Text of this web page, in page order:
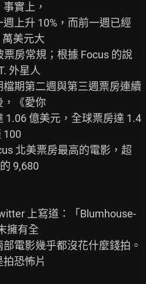
實上，
週上升 10%，而前一週已經
萬美元大
房常規；根據 Focus 的說
外星人
期第二週與第三週票房連續
，《愛你
1.06 億美元，全球票房達 1.4
100
北美票房最高的電影，超
9,680
上寫道：「Blumhouse-
擁有全
電影幾乎都沒花什麼錢拍。
恐怖片